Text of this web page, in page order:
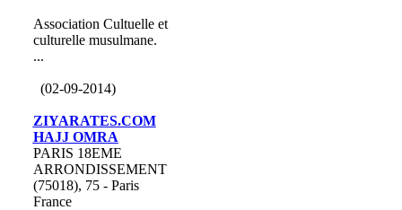
Association Cultuelle et
culturelle musulmane.
...
(02-09-2014)
ZIYARATES.COM
HAJJ OMRA
PARIS 18EME
ARRONDISSEMENT
(75018), 75 - Paris
France